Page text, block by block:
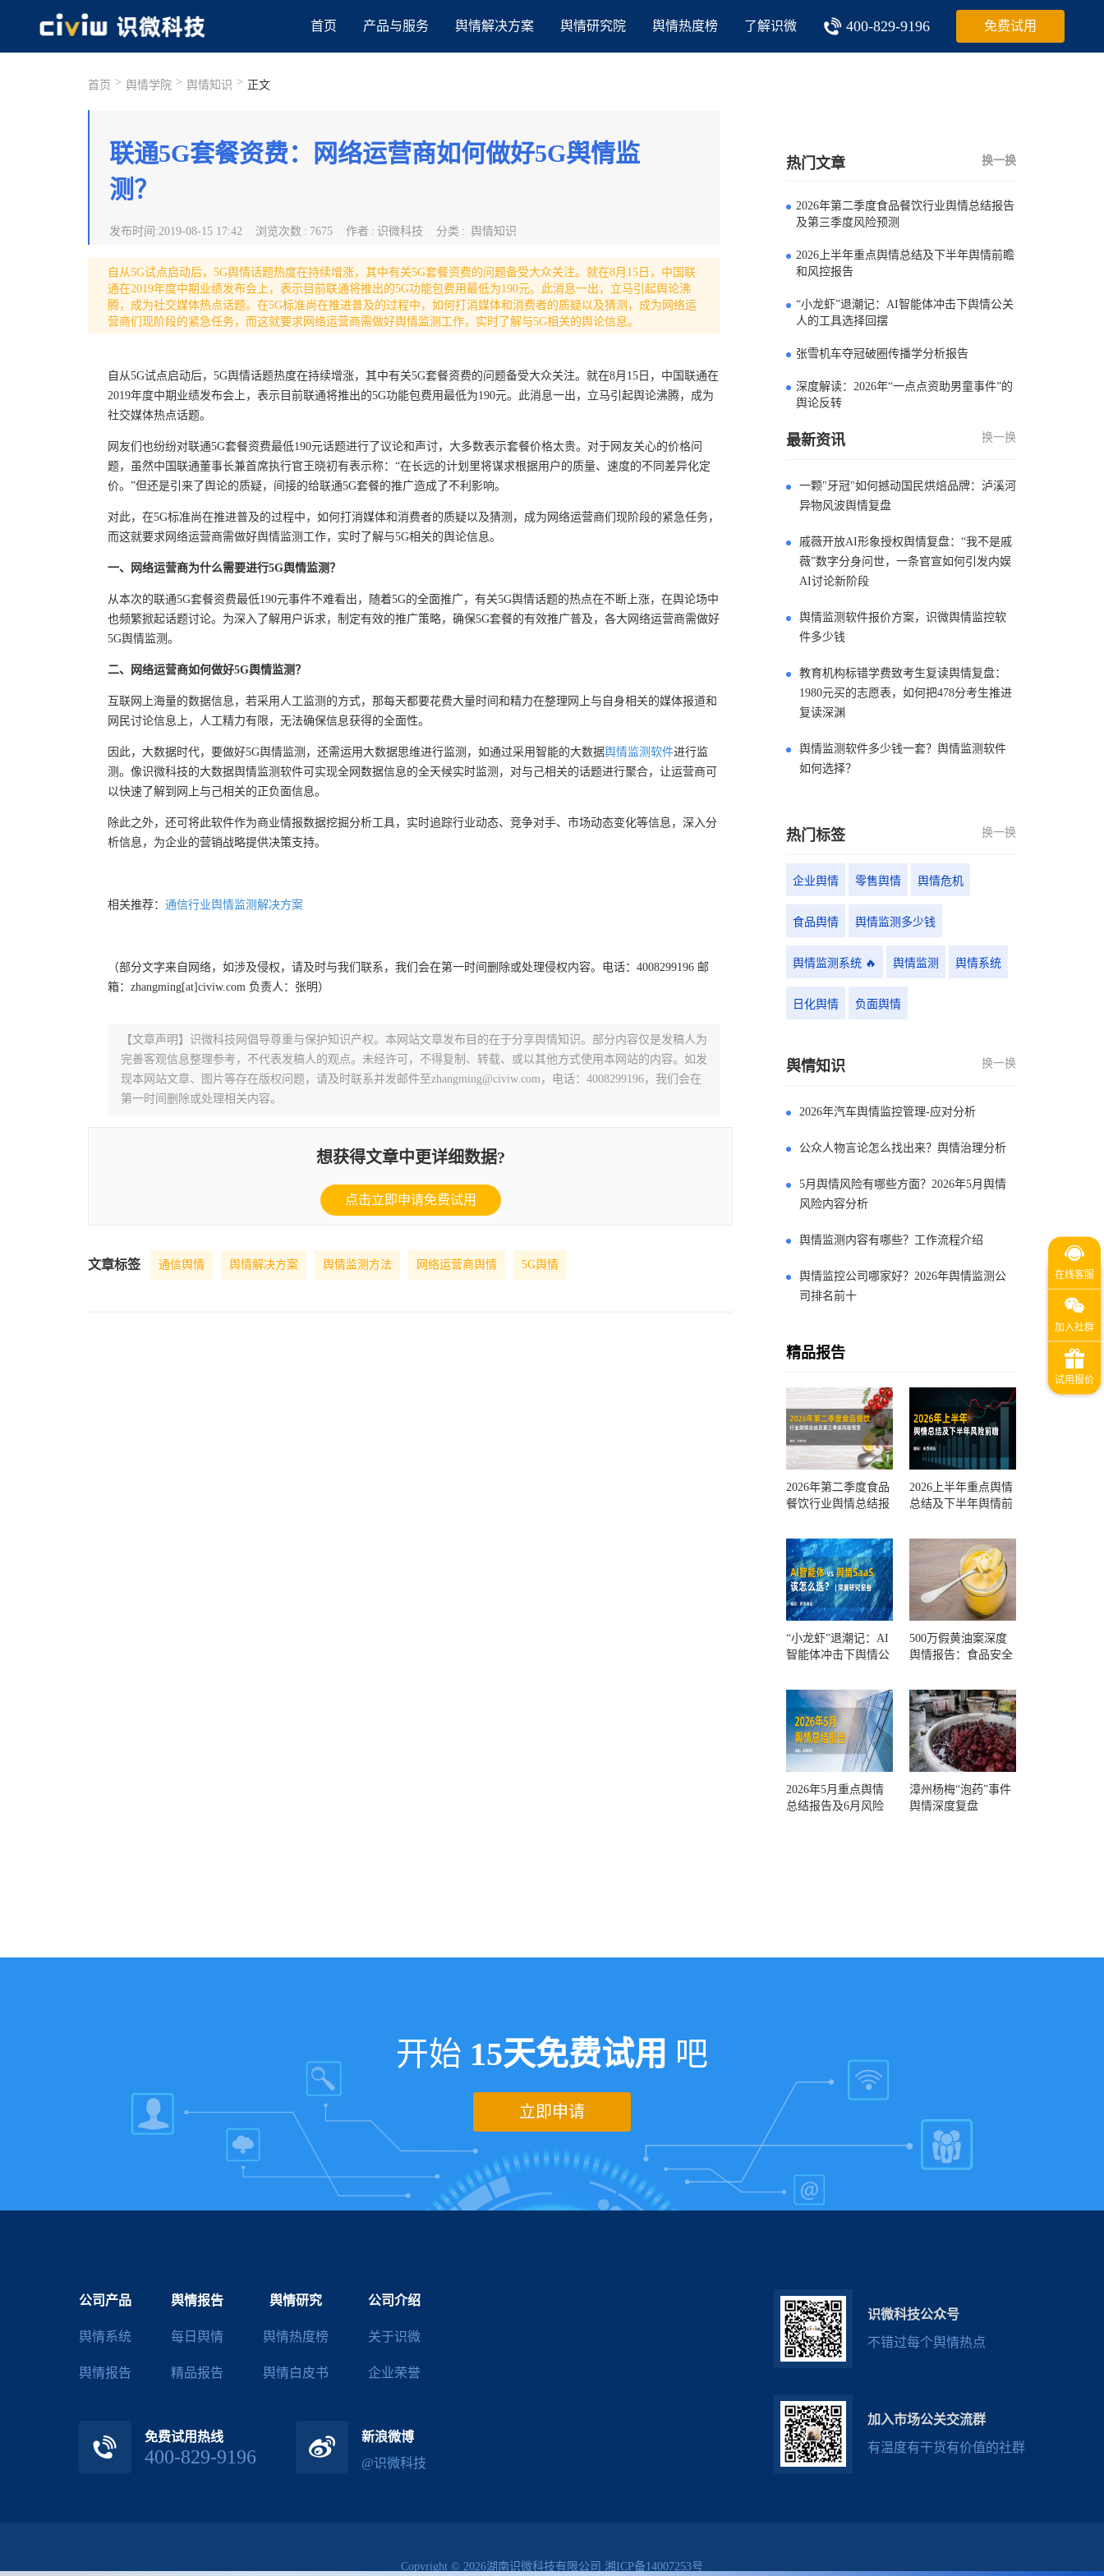
首页 产品与服务 舆情解决方案 舆情研究院 舆情热度榜 了解识微 400-829-9196 免费试用
首页 > 舆情学院 > 舆情知识 > 正文
联通5G套餐资费：网络运营商如何做好5G舆情监
测？
发布时间 :2019-08-15 17:42 浏览次数 : 7675 作者 : 识微科技 分类 : 舆情知识
自从5G试点启动后，5G舆情话题热度在持续增涨，其中有关5G套餐资费的问题备受大众关注。就在8月15日，中国联
通在2019年度中期业绩发布会上，表示目前联通将推出的5G功能包费用最低为190元。此消息一出，立马引起舆论沸
腾，成为社交媒体热点话题。在5G标准尚在推进普及的过程中，如何打消媒体和消费者的质疑以及猜测，成为网络运
营商们现阶段的紧急任务，而这就要求网络运营商需做好舆情监测工作，实时了解与5G相关的舆论信息。
自从5G试点启动后，5G舆情话题热度在持续增涨，其中有关5G套餐资费的问题备受大众关注。就在8月15日，中国联通在
2019年度中期业绩发布会上，表示目前联通将推出的5G功能包费用最低为190元。此消息一出，立马引起舆论沸腾，成为
社交媒体热点话题。
网友们也纷纷对联通5G套餐资费最低190元话题进行了议论和声讨，大多数表示套餐价格太贵。对于网友关心的价格问
题，虽然中国联通董事长兼首席执行官王晓初有表示称：“在长远的计划里将谋求根据用户的质量、速度的不同差异化定
价。”但还是引来了舆论的质疑，间接的给联通5G套餐的推广造成了不利影响。
对此，在5G标准尚在推进普及的过程中，如何打消媒体和消费者的质疑以及猜测，成为网络运营商们现阶段的紧急任务，
而这就要求网络运营商需做好舆情监测工作，实时了解与5G相关的舆论信息。
一、 网络运营商为什么需要进行5G舆情监测？
从本次的联通5G套餐资费最低190元事件不难看出，随着5G的全面推广，有关5G舆情话题的热点在不断上涨，在舆论场中
也频繁掀起话题讨论。为深入了解用户诉求，制定有效的推广策略，确保5G套餐的有效推广普及，各大网络运营商需做好
5G舆情监测。
二、网络运营商如何做好5G舆情监测？
互联网上海量的数据信息，若采用人工监测的方式，那每天都要花费大量时间和精力在整理网上与自身相关的媒体报道和
网民讨论信息上，人工精力有限，无法确保信息获得的全面性。
因此，大数据时代，要做好5G舆情监测，还需运用大数据思维进行监测，如通过采用智能的大数据舆情监测软件进行监
测。像识微科技的大数据舆情监测软件可实现全网数据信息的全天候实时监测，对与己相关的话题进行聚合，让运营商可
以快速了解到网上与己相关的正负面信息。
除此之外，还可将此软件作为商业情报数据挖掘分析工具，实时追踪行业动态、竞争对手、市场动态变化等信息，深入分
析信息，为企业的营销战略提供决策支持。
相关推荐： 通信行业舆情监测解决方案
（部分文字来自网络，如涉及侵权，请及时与我们联系，我们会在第一时间删除或处理侵权内容。电话：4008299196 邮
箱：zhangming[at]civiw.com 负责人：张明）
【文章声明】识微科技网倡导尊重与保护知识产权。本网站文章发布目的在于分享舆情知识。部分内容仅是发稿人为
完善客观信息整理参考，不代表发稿人的观点。未经许可，不得复制、转载、或以其他方式使用本网站的内容。如发
现本网站文章、图片等存在版权问题，请及时联系并发邮件至zhangming@civiw.com，电话：4008299196，我们会在
第一时间删除或处理相关内容。
想获得文章中更详细数据?
点击立即申请免费试用
文章标签 通信舆情 舆情解决方案 舆情监测方法 网络运营商舆情 5G舆情
热门文章 换一换
2026年第二季度食品餐饮行业舆情总结报告
及第三季度风险预测
2026上半年重点舆情总结及下半年舆情前瞻
和风控报告
“小龙虾”退潮记：AI智能体冲击下舆情公关
人的工具选择回摆
张雪机车夺冠破圈传播学分析报告
深度解读：2026年“一点点资助男童事件”的
舆论反转
最新资讯 换一换
一颗"牙冠"如何撼动国民烘焙品牌：泸溪河
异物风波舆情复盘
戚薇开放AI形象授权舆情复盘：“我不是戚
薇”数字分身问世，一条官宣如何引发内娱
AI讨论新阶段
舆情监测软件报价方案，识微舆情监控软
件多少钱
教育机构标错学费致考生复读舆情复盘：
1980元买的志愿表，如何把478分考生推进
复读深渊
舆情监测软件多少钱一套？舆情监测软件
如何选择？
热门标签 换一换
企业舆情 零售舆情 舆情危机
食品舆情 舆情监测多少钱
舆情监测系统 🔥 舆情监测 舆情系统
日化舆情 负面舆情
舆情知识 换一换
2026年汽车舆情监控管理-应对分析
公众人物言论怎么找出来？舆情治理分析
5月舆情风险有哪些方面？2026年5月舆情
风险内容分析
舆情监测内容有哪些？工作流程介绍
舆情监控公司哪家好？2026年舆情监测公
司排名前十
精品报告
2026年第二季度食品
餐饮行业舆情总结报
测
2026上半年重点舆情
总结及下半年舆情前
“小龙虾”退潮记：AI
智能体冲击下舆情公
500万假黄油案深度
舆情报告：食品安全
一环？
2026年5月重点舆情
总结报告及6月风险
漳州杨梅“泡药”事件
舆情深度复盘
开始 15天免费试用 吧
立即申请
公司产品
舆情系统
舆情报告
舆情报告
每日舆情
精品报告
舆情研究
舆情热度榜
舆情白皮书
公司介绍
关于识微
企业荣誉
免费试用热线
400-829-9196
新浪微博
@识微科技
识微科技公众号
不错过每个舆情热点
加入市场公关交流群
有温度有干货有价值的社群
Copyright © 2026湖南识微科技有限公司 湘ICP备14007253号